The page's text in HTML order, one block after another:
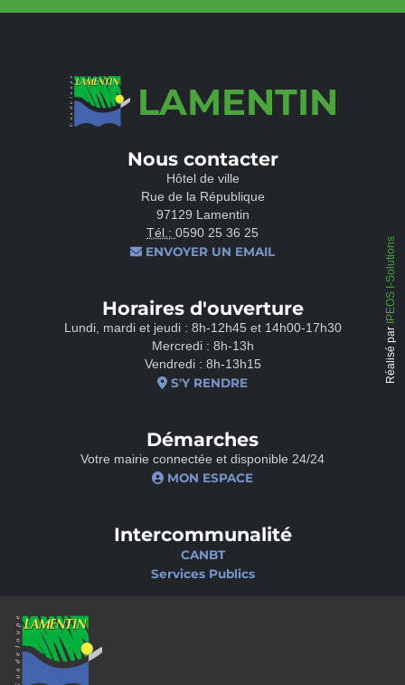
LAMENTIN
Nous contacter
Hôtel de ville
Rue de la République
97129 Lamentin
Tél.: 0590 25 36 25
ENVOYER UN EMAIL
Horaires d'ouverture
Lundi, mardi et jeudi : 8h-12h45 et 14h00-17h30
Mercredi : 8h-13h
Vendredi : 8h-13h15
S'Y RENDRE
Démarches
Votre mairie connectée et disponible 24/24
MON ESPACE
Intercommunalité
CANBT
Services Publics
Réalisé par
IPEOS I-Solutions